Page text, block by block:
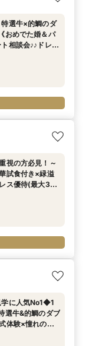
特選牛×的鯛のダ
おめでた婚＆パ
相談会♪♪ドレス
視の方必見！～
試食付き×緑溢
ス優待(最大36
学に人気No1◆1
選牛&的鯛のダブ
体験×憧れのド
ア】